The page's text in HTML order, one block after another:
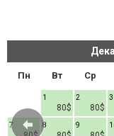
Пн Вт Ср
80$
1
80$
2 3
7 8 9